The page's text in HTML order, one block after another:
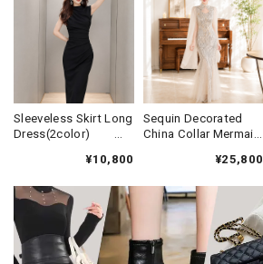
Sleeveless Skirt Long
Dress(2color)
¥10,800
Sequin Decorated
China Collar Mermaid
¥25,800